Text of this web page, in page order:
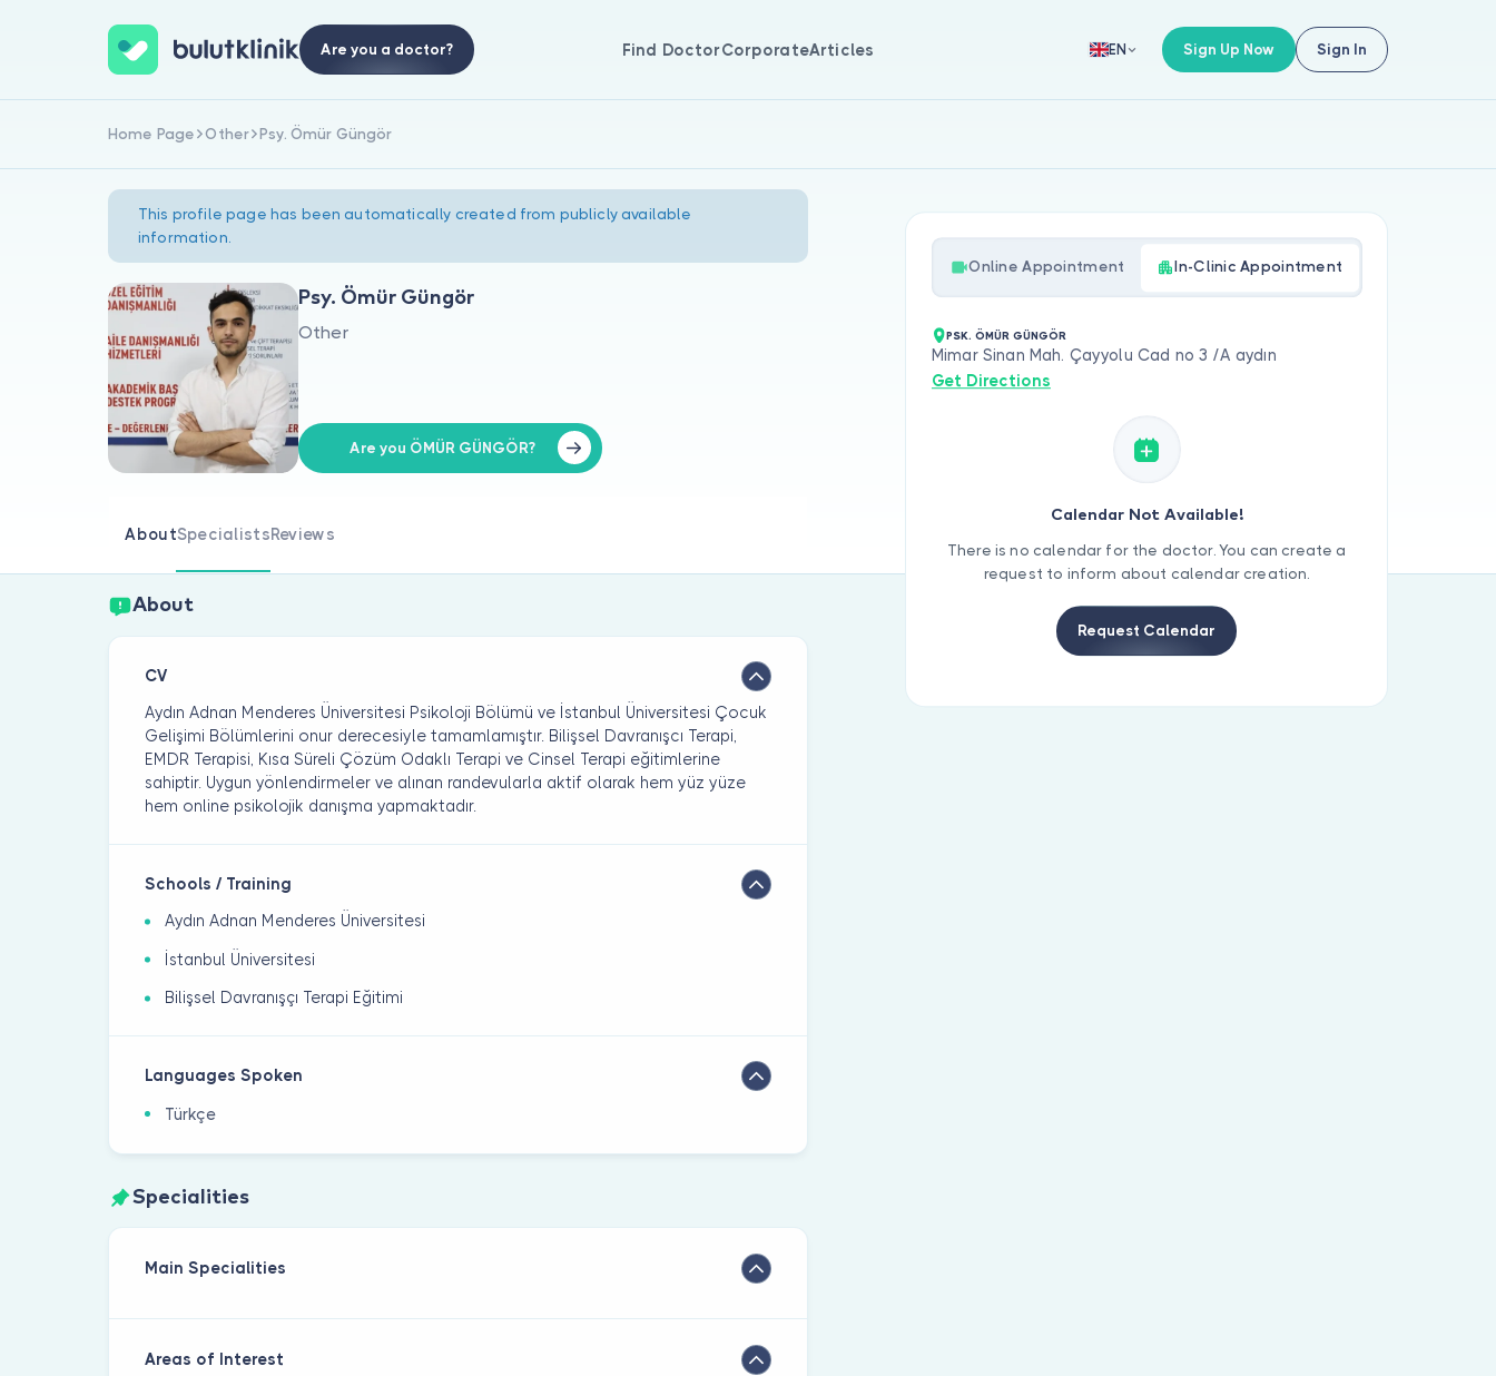
Are you a doctor? Find DoctorCorporateArticles EN Sign Up Now Sign In
Home Page Other Psy. Ömür Güngör
This profile page has been automatically created from publicly available
information.
Psy. Ömür Güngör
Other
Are you ÖMÜR GÜNGÖR?
AboutSpecialistsReviews
About
CV
Aydın Adnan Menderes Üniversitesi Psikoloji Bölümü ve İstanbul Üniversitesi Çocuk
Gelişimi Bölümlerini onur derecesiyle tamamlamıştır. Bilişsel Davranışcı Terapi,
EMDR Terapisi, Kısa Süreli Çözüm Odaklı Terapi ve Cinsel Terapi eğitimlerine
sahiptir. Uygun yönlendirmeler ve alınan randevularla aktif olarak hem yüz yüze
hem online psikolojik danışma yapmaktadır.
Schools / Training
Aydın Adnan Menderes Üniversitesi
İstanbul Üniversitesi
Bilişsel Davranışçı Terapi Eğitimi
Languages Spoken
Türkçe
Specialities
Main Specialities
Areas of Interest
Online Appointment In-Clinic Appointment
PSK. ÖMÜR GÜNGÖR
Mimar Sinan Mah. Çayyolu Cad no 3 /A aydın
Get Directions
Calendar Not Available!
There is no calendar for the doctor. You can create a
request to inform about calendar creation.
Request Calendar